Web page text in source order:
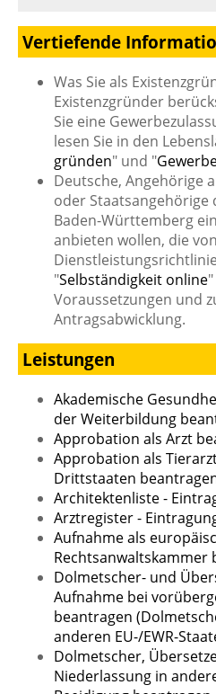
Vertiefende
Was Sie als
Existenzgründer
Sie eine
lesen Sie in den
gründen" und "
Deutsche, Angehörige
oder Staatsangehörige
Baden-Württemberg
anbieten wollen, die
"Selbständigkeit online
Voraussetzungen und
Antragsabwicklung.
Leistungen
Akademische
der Weiterbildung
Approbation als Arzt
Approbation als
Drittstaaten
Architektenliste -
Arztregister -
Aufnahme als
Rechtsanwaltskammer
Dolmetscher- und
Aufnahme bei
beantragen
anderen EU-/EWR-
Dolmetscher,
Niederlassung in